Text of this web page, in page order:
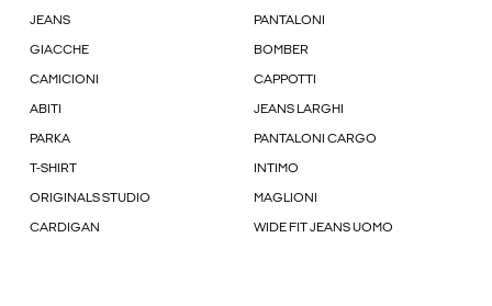
JEANS PANTALONI
GIACCHE BOMBER
CAMICIONI CAPPOTTI
ABITI JEANS LARGHI
PARKA PANTALONI CARGO
T-SHIRT INTIMO
ORIGINALS STUDIO MAGLIONI
CARDIGAN WIDE FIT JEANS UOMO